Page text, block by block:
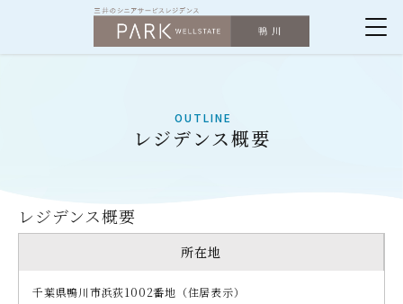
OUTLINE
レジデンス概要
レジデンス概要
所在地
千葉県鴨川市浜荻1002番地（住居表示）